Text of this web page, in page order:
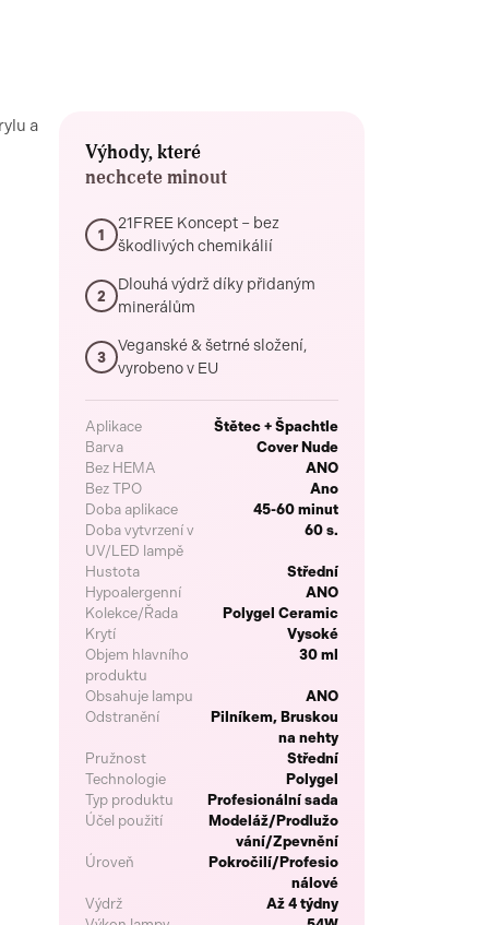
a
Výhody, které
nechcete minout
1
21FREE Koncept – bez
škodlivých chemikálií
2
Dlouhá výdrž díky přidaným
minerálům
3
Veganské & šetrné složení,
vyrobeno v EU
Aplikace
Štětec + Špachtle
Barva
Cover Nude
Bez HEMA
ANO
Bez TPO
Ano
Doba aplikace
45-60 minut
Doba vytvrzení v
UV/LED lampě
60 s.
Hustota
Střední
Hypoalergenní
ANO
Kolekce/Řada
Polygel Ceramic
Krytí
Vysoké
Objem hlavního
produktu
30 ml
Obsahuje lampu
ANO
Odstranění
Pilníkem, Bruskou
na nehty
Pružnost
Střední
Technologie
Polygel
Typ produktu
Profesionální sada
Účel použití
Modeláž/Prodlužo
vání/Zpevnění
Úroveň
Pokročilí/Profesio
nálové
Výdrž
Až 4 týdny